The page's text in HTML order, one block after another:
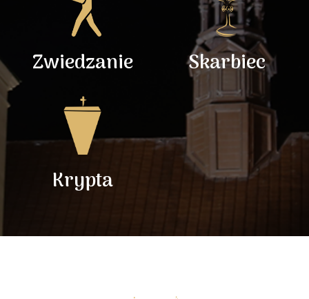
Zwiedzanie Skarbiec
Krypta